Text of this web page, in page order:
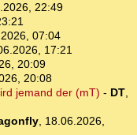
22:49
07:04
17:21
20:09
20:08
jemand der (mT) - DT,
, 18.06.2026,